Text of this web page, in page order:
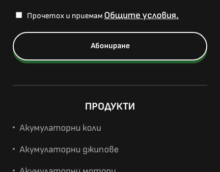
Прочетох и приемам Общите условия.
ПРОДУКТИ
Акумулаторни коли
Акумулаторни джипове